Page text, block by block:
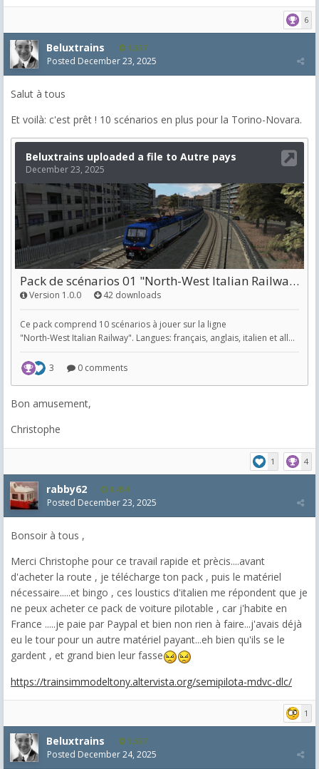
6
Beluxtrains 1,557
Posted December 23, 2025
Salut à tous
Et voilà: c'est prêt ! 10 scénarios en plus pour la Torino-Novara.
Bon amusement,
Christophe
1 4
rabby62 8,454
Posted December 23, 2025
Bonsoir à tous ,
Merci Christophe pour ce travail rapide et prècis....avant
d'acheter la route , je télécharge ton pack , puis le matériel
nécessaire.....et bingo , ces loustics d'italien me répondent que je
ne peux acheter ce pack de voiture pilotable , car j'habite en
France .....je paie par Paypal et bien non rien à faire...j'avais déjà
eu le tour pour un autre matériel payant...eh bien qu'ils se le
gardent , et grand bien leur fasse
https://trainsimmodeltony.altervista.org/semipilota-mdvc-dlc/
1
Beluxtrains 1,557
Posted December 24, 2025